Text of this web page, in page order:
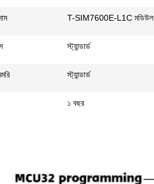
T-SIM7600E-L1C মডিউল
স্ট্যান্ডার্ড
স্ট্যান্ডার্ড
১ বছর